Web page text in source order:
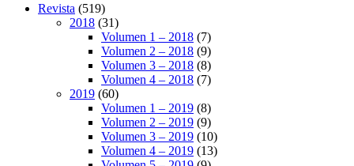
Revista (519)
2018 (31)
Volumen 1 – 2018 (7)
Volumen 2 – 2018 (9)
Volumen 3 – 2018 (8)
Volumen 4 – 2018 (7)
2019 (60)
Volumen 1 – 2019 (8)
Volumen 2 – 2019 (9)
Volumen 3 – 2019 (10)
Volumen 4 – 2019 (13)